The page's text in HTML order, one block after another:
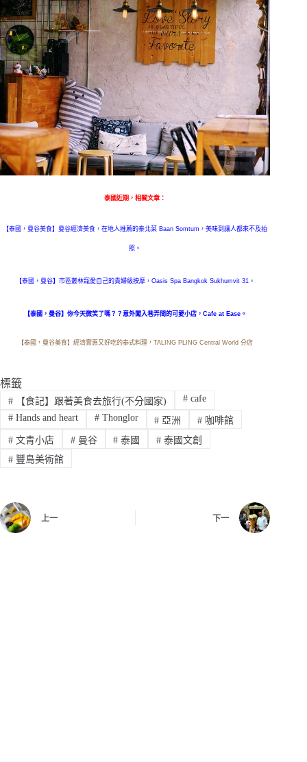
泰國近期，相關文章：
【泰國，曼谷美食】曼谷經濟美食，在地人推薦的泰北菜 Baan Somtum，美味到讓人都來不及拍
照。
【泰國，曼谷】市區叢林寵愛自己的貴婦級按摩，Oasis Spa Bangkok Sukhumvit 31。
【泰國，曼谷】你今天微笑了嗎？？意外闖入巷弄間的可愛小店，Cafe at Ease。
【泰國，曼谷美食】經濟實惠又好吃的泰式料理，TALING PLING Central World 分店
標籤
#【食記】跟著美食去旅行(不分國家) #cafe
#Hands and heart #Thonglor # 亞洲 # 咖啡館
#文青小店 #曼谷 # 泰國 # 泰國文創
#豐島美術館
上一 下一